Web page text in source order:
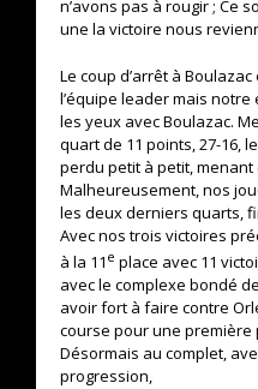
n’avons pas à rougir ; Ce
une la victoire nous
Le coup d’arrêt à
l’équipe leader mais
les yeux avec Boulazac.
quart de 11 points, 27-16,
perdu petit à petit, menant
Malheureusement, nos
les deux derniers quarts,
Avec nos trois victoires
à la 11 e place avec 11
avec le complexe bondé
avoir fort à faire contre
course pour une première
Désormais au complet,
progression,